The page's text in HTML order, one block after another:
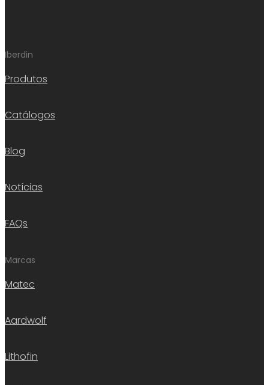
Iberdin
Produtos
Catálogos
Blog
Notícias
FAQs
Marcas
Matec
Aardwolf
Lithofin